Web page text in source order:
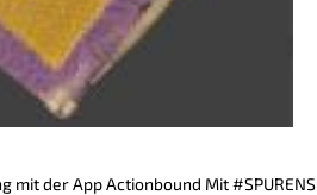
mit der App Actionbound Mit